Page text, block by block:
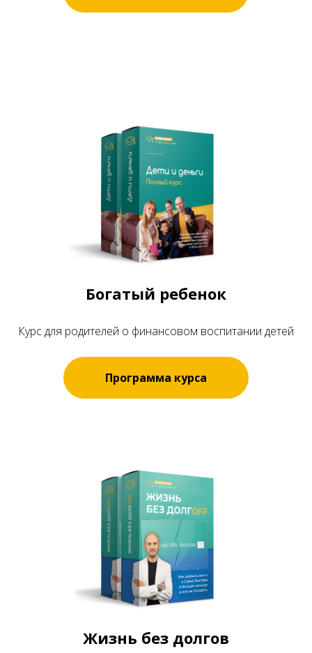
Богатый ребенок
Курс для родителей о финансовом воспитании детей
Программа курса
Жизнь без долгов